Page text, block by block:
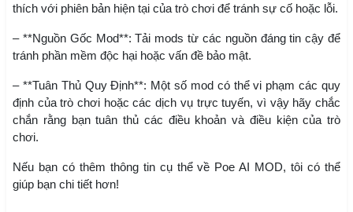
thích với phiên bản hiện tại của trò chơi để tránh sự cố hoặc lỗi.
– **Nguồn Gốc Mod**: Tải mods từ các nguồn đáng tin cậy để
tránh phần mềm độc hại hoặc vấn đề bảo mật.
– **Tuân Thủ Quy Định**: Một số mod có thể vi phạm các quy
định của trò chơi hoặc các dịch vụ trực tuyến, vì vậy hãy chắc
chắn rằng bạn tuân thủ các điều khoản và điều kiện của trò
chơi.
Nếu bạn có thêm thông tin cụ thể về Poe AI MOD, tôi có thể
giúp bạn chi tiết hơn!